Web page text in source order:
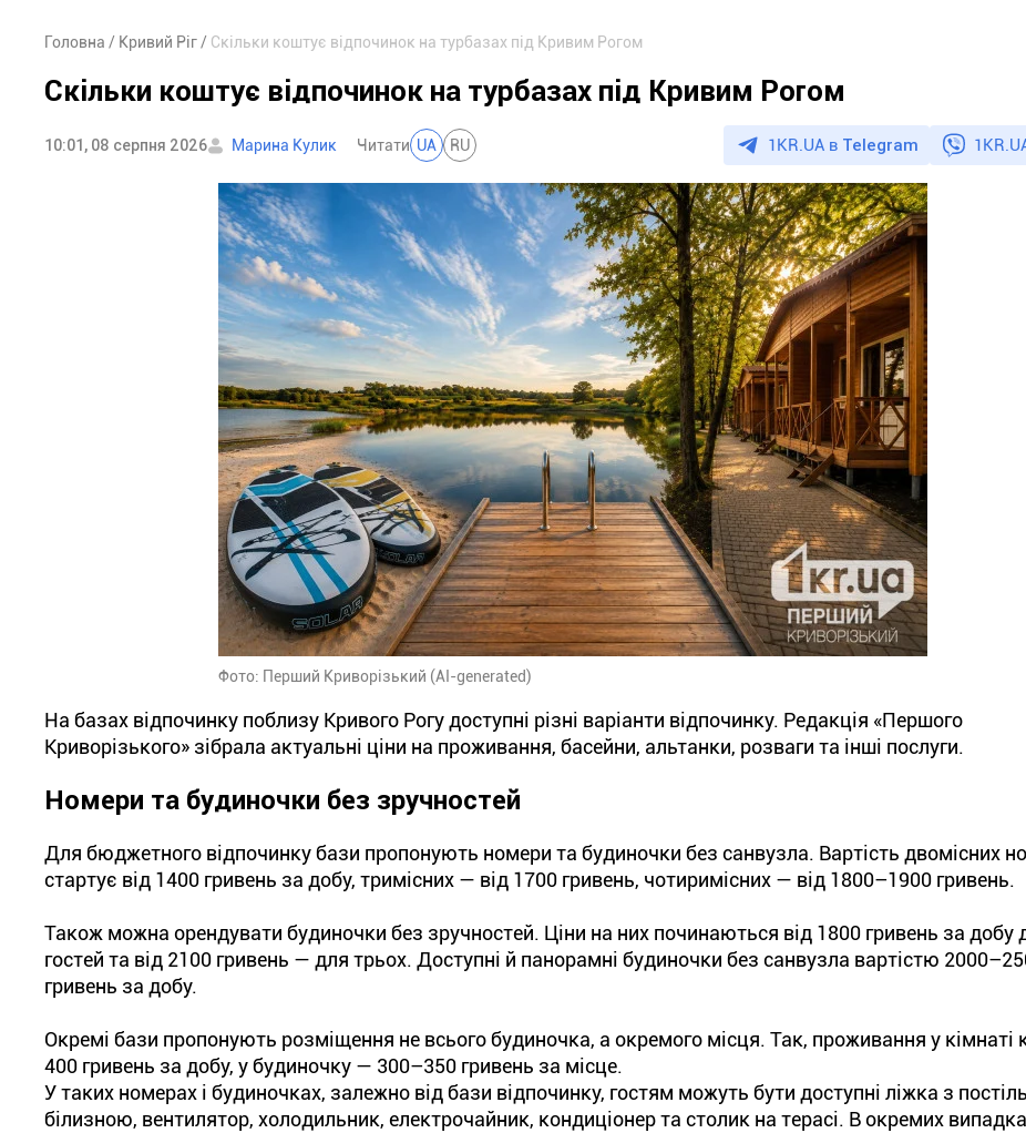
Головна Кривий Ріг Скільки коштує відпочинок на турбазах під Кривим Рогом
Скільки коштує відпочинок на турбазах під Кривим Рогом
10:01, 08 серпня 2026 Марина Кулик Читати UA RU 1KR.UA в Telegram
Фото: Перший Криворізький (AI-generated)
На базах відпочинку поблизу Кривого Рогу доступні різні варіанти відпочинку. Редакція «Першого
Криворізького» зібрала актуальні ціни на проживання, басейни, альтанки, розваги та інші послуги.
Номери та будиночки без зручностей
Для бюджетного відпочинку бази пропонують номери та будиночки без санвузла. Вартість двомісних
стартує від 1400 гривень за добу, тримісних — від 1700 гривень, чотиримісних — від 1800–1900 гривень.
Також можна орендувати будиночки без зручностей. Ціни на них починаються від 1800 гривень за добу
гостей та від 2100 гривень — для трьох. Доступні й панорамні будиночки без санвузла вартістю
гривень за добу.
Окремі бази пропонують розміщення не всього будиночка, а окремого місця. Так, проживання у кімнаті
400 гривень за добу, у будиночку — 300–350 гривень за місце.
У таких номерах і будиночках, залежно від бази відпочинку, гостям можуть бути доступні ліжка з
білизною, вентилятор, холодильник, електрочайник, кондиціонер та столик на терасі. В окремих